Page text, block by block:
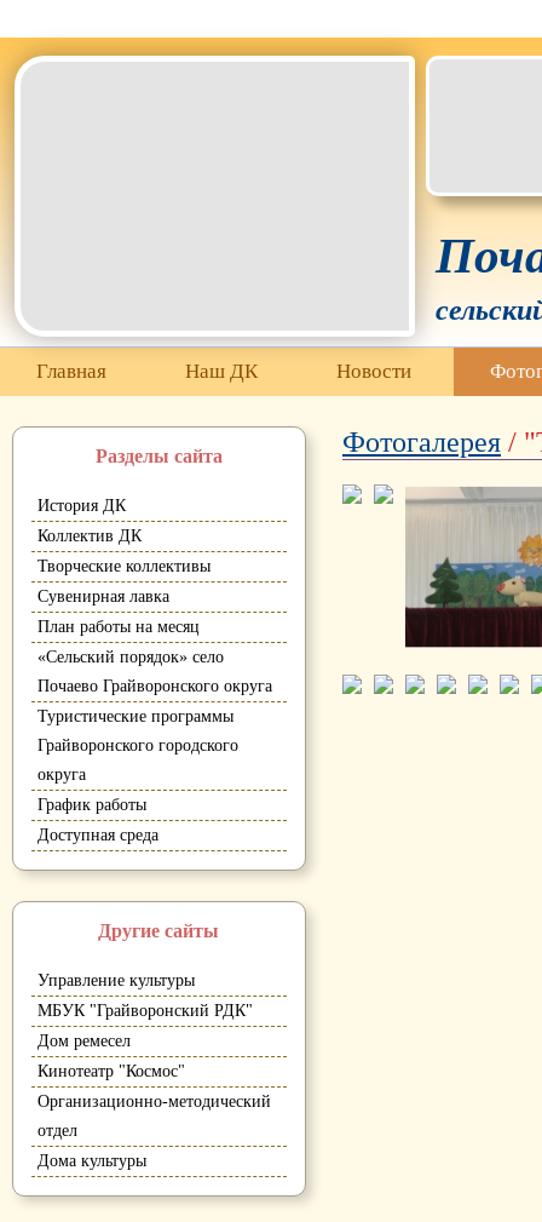
Главная Наш ДК Новости
Разделы сайта
История ДК
Коллектив ДК
Творческие коллективы
Сувенирная лавка
План работы на месяц
«Сельский порядок» село
Почаево Грайворонского округа
Туристические программы
Грайворонского городского
округа
График работы
Доступная среда
Другие сайты
Управление культуры
МБУК "Грайворонский РДК"
Дом ремесел
Кинотеатр "Космос"
Организационно-методический
отдел
Дома культуры
Фотогалерея /